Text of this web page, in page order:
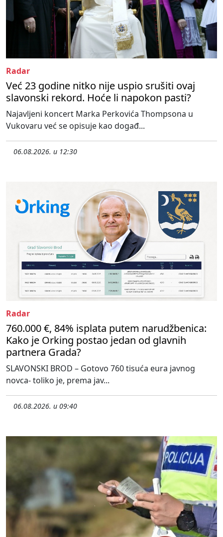
Radar
Već 23 godine nitko nije uspio srušiti ovaj
slavonski rekord. Hoće li napokon pasti?
Najavljeni koncert Marka Perkovića Thompsona u
Vukovaru već se opisuje kao događ...
06.08.2026. u 12:30
Radar
760.000 €, 84% isplata putem narudžbenica:
Kako je Orking postao jedan od glavnih
partnera Grada?
SLAVONSKI BROD – Gotovo 760 tisuća eura javnog
novca- toliko je, prema jav...
06.08.2026. u 09:40